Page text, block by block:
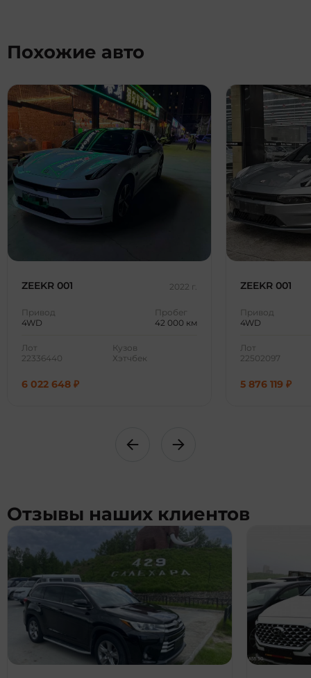
Похожие авто
ZEEKR 001 2022 г.
Привод
4WD
Пробег
42 000 км
Лот
22336440
Кузов
Хэтчбек
6 022 648 ₽
ZEEKR 001
Привод
4WD
Лот
22502097
5 876 119 ₽
Отзывы наших клиентов